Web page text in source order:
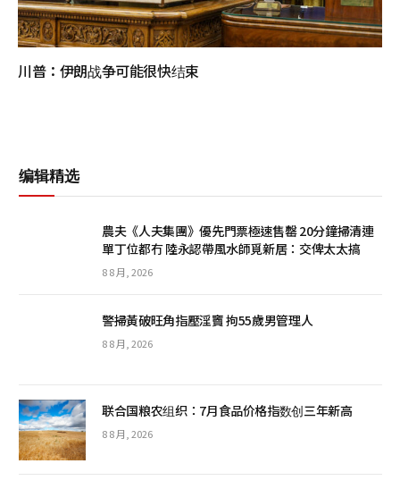
川普：伊朗战争可能很快结束
编辑精选
農夫《人夫集團》優先門票極速售罄 20分鐘掃清連
單丁位都冇 陸永認帶風水師覓新居：交俾太太搞
8 8 月, 2026
警掃黃破旺角指壓淫竇 拘55歲男管理人
8 8 月, 2026
联合国粮农组织：7月食品价格指数创三年新高
8 8 月, 2026